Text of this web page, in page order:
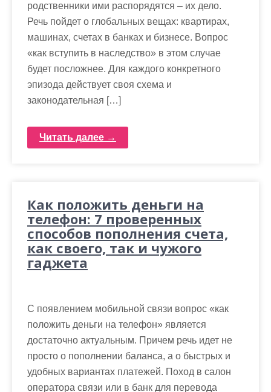
родственники ими распорядятся – их дело.
Речь пойдет о глобальных вещах: квартирах,
машинах, счетах в банках и бизнесе. Вопрос
«как вступить в наследство» в этом случае
будет посложнее. Для каждого конкретного
эпизода действует своя схема и
законодательная […]
Читать далее →
Как положить деньги на
телефон: 7 проверенных
способов пополнения счета,
как своего, так и чужого
гаджета
С появлением мобильной связи вопрос «как
положить деньги на телефон» является
достаточно актуальным. Причем речь идет не
просто о пополнении баланса, а о быстрых и
удобных вариантах платежей. Поход в салон
оператора связи или в банк для перевода